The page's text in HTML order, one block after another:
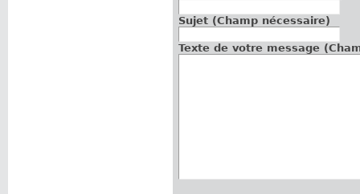
Sujet (Champ nécessaire)
Texte de